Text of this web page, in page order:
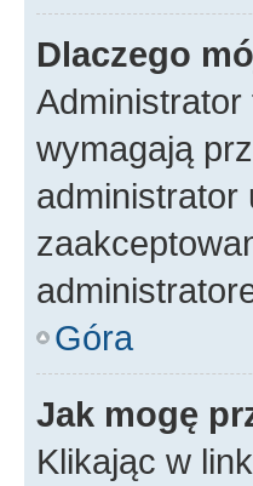
Dlaczego
wymagają
administrator
Góra
Jak mogę
Klikając w